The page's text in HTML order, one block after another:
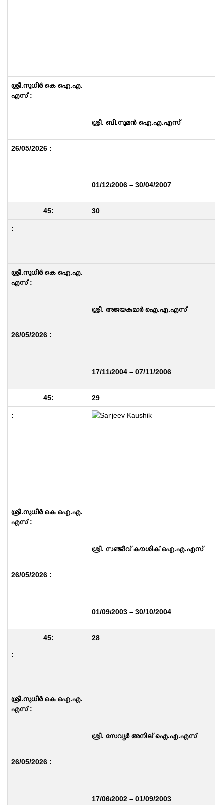
ശ്രീ. ബി.സുമൻ ഐ.എ.എസ്
01/12/2006 – 30/04/2007
30
ശ്രീ. അജയകുമാർ ഐ.എ.എസ്
17/11/2004 – 07/11/2006
29
ശ്രീ. സഞ്ജീവ് കൗശിക് ഐ.എ.എസ്
01/09/2003 – 30/10/2004
28
ശ്രീ. സേവ്യർ അനില് ഐ.എ.എസ്
17/06/2002 – 01/09/2003